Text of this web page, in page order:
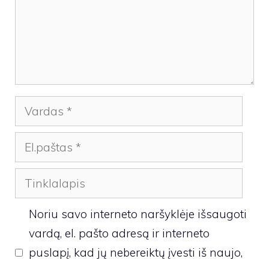
Vardas
El.paštas
Tinklalapis
Noriu savo interneto naršyklėje išsaugoti
vardą, el. pašto adresą ir interneto
puslapį, kad jų nebereiktų įvesti iš naujo,